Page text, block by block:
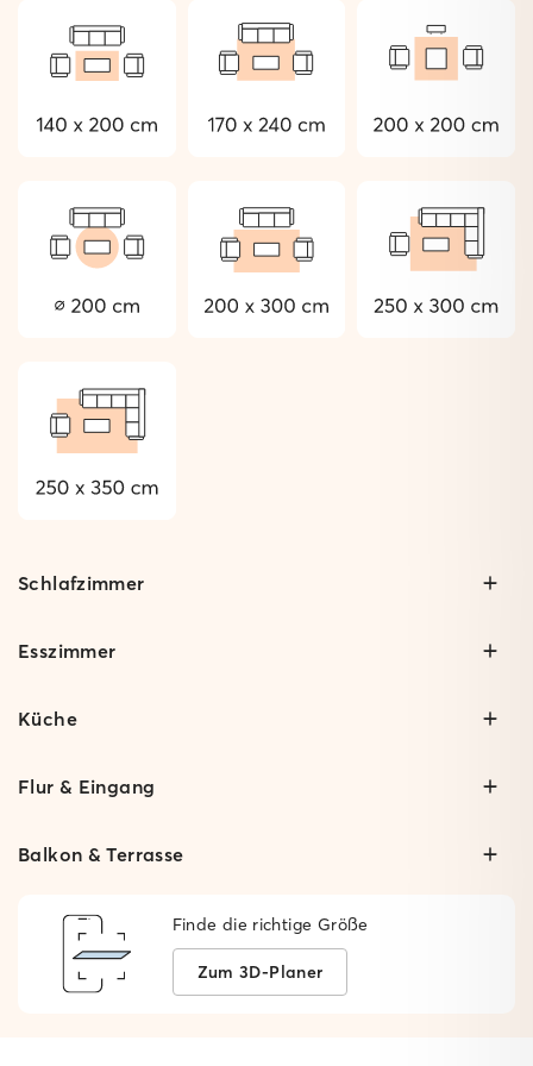
Schlafzimmer
Esszimmer
Küche
Flur & Eingang
Balkon & Terrasse
Finde die richtige Größe
Zum 3D-Planer